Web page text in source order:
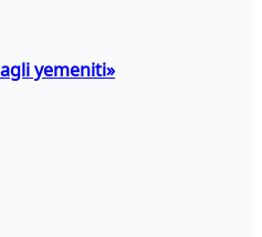
yemeniti»